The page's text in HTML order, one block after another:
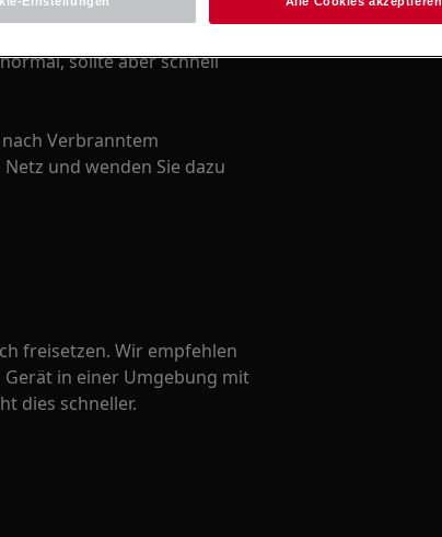
können Sie einen
sollte aber schnell
Verbranntem
und wenden Sie dazu
freisetzen. Wir empfehlen
Gerät in einer Umgebung mit
dies schneller.
Zum Webshop